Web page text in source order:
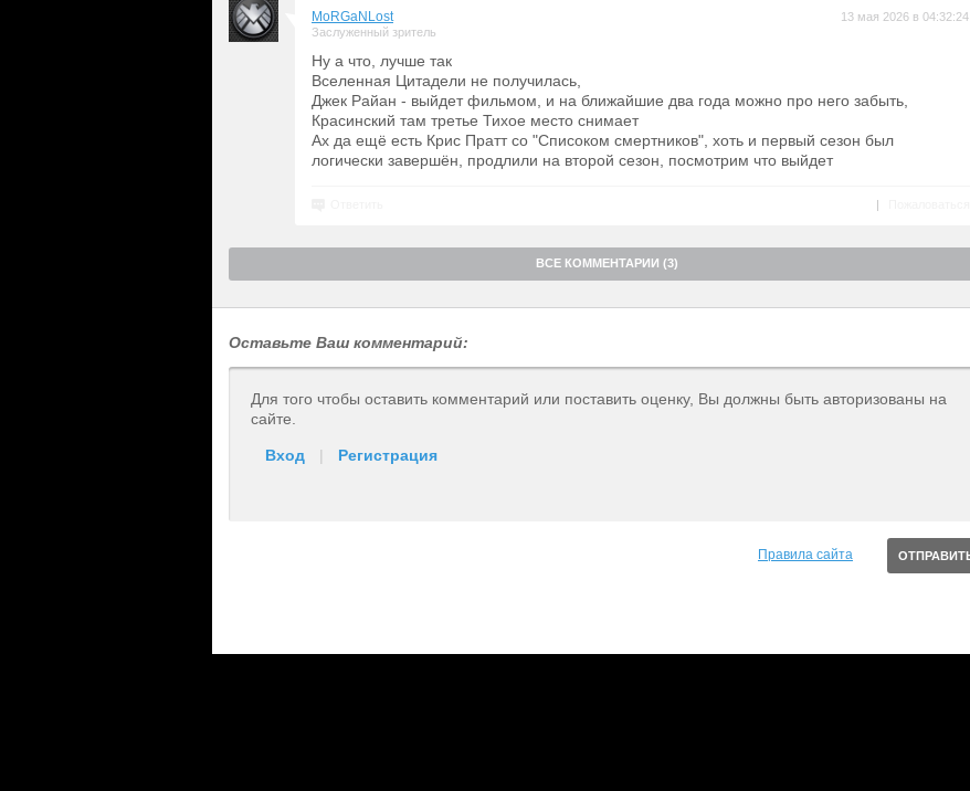
MoRGaNLost
Заслуженный зритель
13 мая 2026 в 04:32:24
Ну а что, лучше так
Вселенная Цитадели не получилась,
Джек Райан - выйдет фильмом, и на ближайшие два года можно про него забыть,
Красинский там третье Тихое место снимает
Ах да ещё есть Крис Пратт со "Списоком смертников", хоть и первый сезон был
логически завершён, продлили на второй сезон, посмотрим что выйдет
|
ВСЕ КОММЕНТАРИИ (3)
Оставьте Ваш комментарий:
Для того чтобы оставить комментарий или поставить оценку, Вы должны быть авторизованы на
сайте.
Вход | Регистрация
Правила сайта